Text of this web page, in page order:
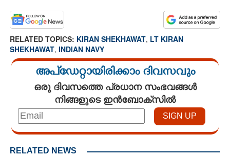
RELATED TOPICS: KIRAN SHEKHAWAT, LT KIRAN
SHEKHAWAT, INDIAN NAVY
അപ്ഡേറ്റായിരിക്കാം ദിവസവും
ഒരു ദിവസത്തെ പ്രധാന സംഭവങ്ങൾ
നിങ്ങളുടെ ഇൻബോക്സിൽ
RELATED NEWS